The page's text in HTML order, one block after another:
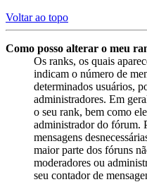
Voltar ao topo
Como posso alterar o meu
Os ranks, os quais
indicam o número de
determinados usuários,
administradores. Em
o seu rank, bem como
administrador do fórum.
mensagens
maior parte dos fóruns
moderadores ou
seu contador de